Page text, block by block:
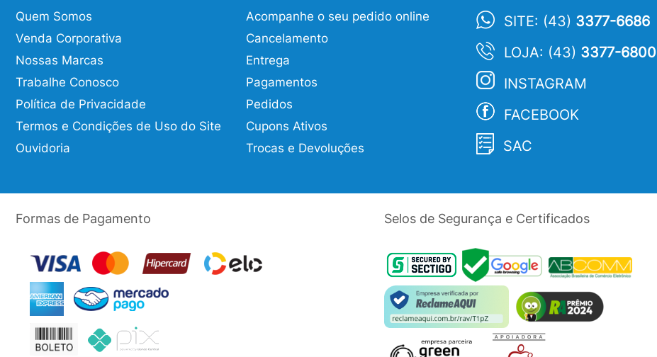
Quem Somos
Venda Corporativa
Nossas Marcas
Trabalhe Conosco
Política de Privacidade
Termos e Condições de Uso do Site
Ouvidoria
Acompanhe o seu pedido online
Cancelamento
Entrega
Pagamentos
Pedidos
Cupons Ativos
Trocas e Devoluções
SITE: (43) 3377-6686
LOJA: (43) 3377-6800
INSTAGRAM
FACEBOOK
SAC
Formas de Pagamento Selos de Segurança e Certificados